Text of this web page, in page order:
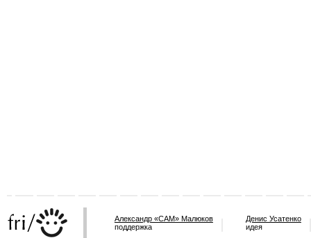
Александр «САМ» Малюков
поддержка
Денис Усатенко
идея